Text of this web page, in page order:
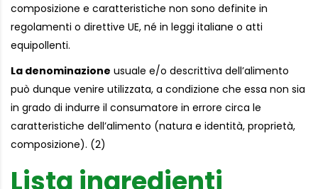
composizione e caratteristiche non sono definite in
regolamenti o direttive UE, né in leggi italiane o atti
equipollenti.
La denominazione usuale e/o descrittiva dell’alimento
può dunque venire utilizzata, a condizione che essa non sia
in grado di indurre il consumatore in errore circa le
caratteristiche dell’alimento (natura e identità, proprietà,
composizione). (2)
Lista ingredienti